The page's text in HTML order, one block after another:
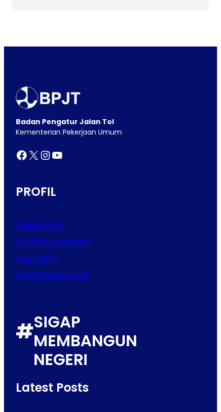
Badan Pengatur Jalan Tol
Kementerian Pekerjaan Umum
Facebook X InstagramYouTube
PROFIL
Sekilas BPJT
Struktur Organisasi
Tugas BPJT
RENSTRA dan LAKIP
#SIGAP
MEMBANGUN
NEGERI
Latest Posts